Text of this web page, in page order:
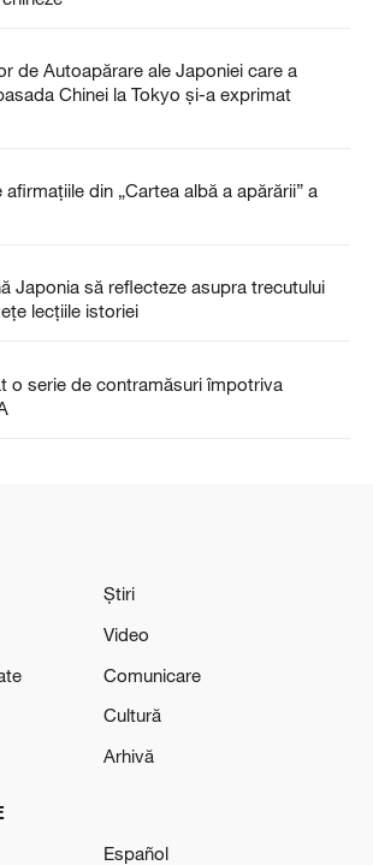
de Autoapărare ale Japoniei care a
Chinei la Tokyo și-a exprimat
din „Cartea albă a apărării” a
Japonia să reflecteze asupra trecutului
lecțiile istoriei
o serie de contramăsuri împotriva
Știri
Video
Comunicare
Cultură
Arhivă
Español